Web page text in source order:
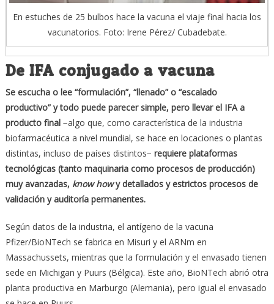
En estuches de 25 bulbos hace la vacuna el viaje final hacia los
vacunatorios. Foto: Irene Pérez/ Cubadebate.
De IFA conjugado a vacuna
Se escucha o lee “formulación”, “llenado”o “escalado
productivo”y todo puede parecer simple, pero llevar el IFA a
producto final−algo que, como característica de la industria
biofarmacéutica a nivel mundial, se hace en locaciones o plantas
distintas, incluso de países distintos− requiere plataformas
tecnológicas (tanto maquinaria como procesos de producción)
muy avanzadas, know howy detallados y estrictos procesos de
validación y auditoría permanentes.
Según datos de la industria, el antígeno de la vacuna
Pfizer/BioNTech se fabrica en Misuri y el ARNm en
Massachussets, mientras que la formulación y el envasado tienen
sede en Michigan y Puurs (Bélgica). Este año, BioNTech abrió otra
planta productiva en Marburgo (Alemania), pero igual el envasado